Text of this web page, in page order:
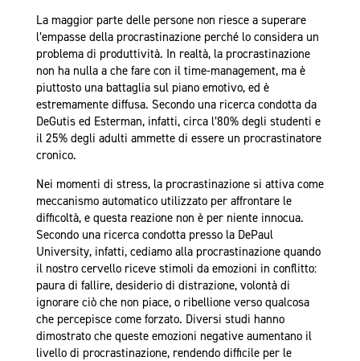
La maggior parte delle persone non riesce a superare
l’empasse della procrastinazione perché lo considera un
problema di produttività. In realtà, la procrastinazione
non ha nulla a che fare con il time-management, ma è
piuttosto una battaglia sul piano emotivo, ed è
estremamente diffusa. Secondo una ricerca condotta da
DeGutis ed Esterman, infatti, circa l’80% degli studenti e
il 25% degli adulti ammette di essere un procrastinatore
cronico.
Nei momenti di stress, la procrastinazione si attiva come
meccanismo automatico utilizzato per affrontare le
difficoltà, e questa reazione non è per niente innocua.
Secondo una ricerca condotta presso la DePaul
University, infatti, cediamo alla procrastinazione quando
il nostro cervello riceve stimoli da emozioni in conflitto:
paura di fallire, desiderio di distrazione, volontà di
ignorare ciò che non piace, o ribellione verso qualcosa
che percepisce come forzato. Diversi studi hanno
dimostrato che queste emozioni negative aumentano il
livello di procrastinazione, rendendo difficile per le